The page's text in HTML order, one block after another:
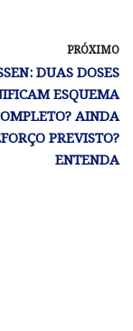
PRÓXIMO
DUAS DOSES
ESQUEMA
AINDA
PREVISTO?
ENTENDA